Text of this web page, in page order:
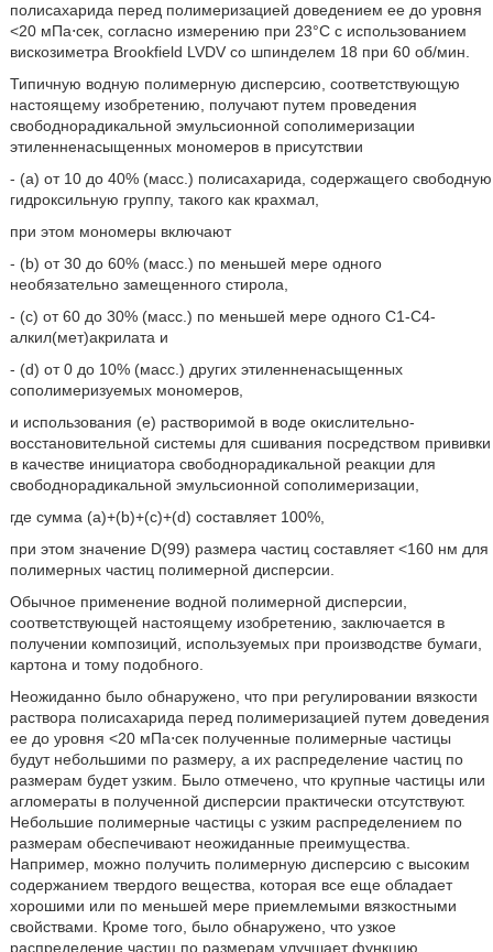
полисахарида перед полимеризацией доведением ее до уровня
<20 мПа⋅сек, согласно измерению при 23°C с использованием
вискозиметра Brookfield LVDV со шпинделем 18 при 60 об/мин.
Типичную водную полимерную дисперсию, соответствующую
настоящему изобретению, получают путем проведения
свободнорадикальной эмульсионной сополимеризации
этиленненасыщенных мономеров в присутствии
- (a) от 10 до 40% (масс.) полисахарида, содержащего свободную
гидроксильную группу, такого как крахмал,
при этом мономеры включают
- (b) от 30 до 60% (масс.) по меньшей мере одного
необязательно замещенного стирола,
- (c) от 60 до 30% (масс.) по меньшей мере одного С1-С4-
алкил(мет)акрилата и
- (d) от 0 до 10% (масс.) других этиленненасыщенных
сополимеризуемых мономеров,
и использования (е) растворимой в воде окислительно-
восстановительной системы для сшивания посредством прививки
в качестве инициатора свободнорадикальной реакции для
свободнорадикальной эмульсионной сополимеризации,
где сумма (a)+(b)+(c)+(d) составляет 100%,
при этом значение D(99) размера частиц составляет <160 нм для
полимерных частиц полимерной дисперсии.
Обычное применение водной полимерной дисперсии,
соответствующей настоящему изобретению, заключается в
получении композиций, используемых при производстве бумаги,
картона и тому подобного.
Неожиданно было обнаружено, что при регулировании вязкости
раствора полисахарида перед полимеризацией путем доведения
ее до уровня <20 мПа⋅сек полученные полимерные частицы
будут небольшими по размеру, а их распределение частиц по
размерам будет узким. Было отмечено, что крупные частицы или
агломераты в полученной дисперсии практически отсутствуют.
Небольшие полимерные частицы с узким распределением по
размерам обеспечивают неожиданные преимущества.
Например, можно получить полимерную дисперсию с высоким
содержанием твердого вещества, которая все еще обладает
хорошими или по меньшей мере приемлемыми вязкостными
свойствами. Кроме того, было обнаружено, что узкое
распределение частиц по размерам улучшает функцию